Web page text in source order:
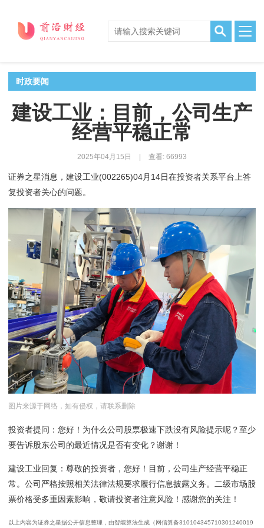
时政要闻
建设工业：目前，公司生产
经营平稳正常
2025年04月15日 查看: 66993
证券之星消息，建设工业(002265)04月14日在投资者关系平台上答
复投资者关心的问题。
图片来源于网络，如有侵权，请联系删除
投资者提问：您好！为什么公司股票极速下跌没有风险提示呢？至少
要告诉股东公司的最近情况是否有变化？谢谢！
建设工业回复：尊敬的投资者，您好！目前，公司生产经营平稳正
常。公司严格按照相关法律法规要求履行信息披露义务。二级市场股
票价格受多重因素影响，敬请投资者注意风险！感谢您的关注！
以上内容为证券之星据公开信息整理，由智能算法生成（网信算备310104345710301240019